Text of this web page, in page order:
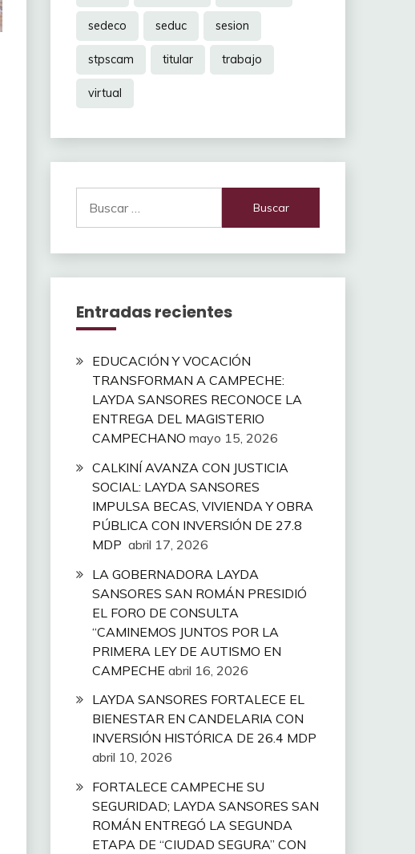
sedeco seduc sesion
stpscam titular trabajo
virtual
Entradas recientes
EDUCACIÓN Y VOCACIÓN
TRANSFORMAN A CAMPECHE:
LAYDA SANSORES RECONOCE LA
ENTREGA DEL MAGISTERIO
CAMPECHANO mayo 15, 2026
CALKINÍ AVANZA CON JUSTICIA
SOCIAL: LAYDA SANSORES
IMPULSA BECAS, VIVIENDA Y OBRA
PÚBLICA CON INVERSIÓN DE 27.8
MDP abril 17, 2026
LA GOBERNADORA LAYDA
SANSORES SAN ROMÁN PRESIDIÓ
EL FORO DE CONSULTA
“CAMINEMOS JUNTOS POR LA
PRIMERA LEY DE AUTISMO EN
CAMPECHE abril 16, 2026
LAYDA SANSORES FORTALECE EL
BIENESTAR EN CANDELARIA CON
INVERSIÓN HISTÓRICA DE 26.4 MDP
abril 10, 2026
FORTALECE CAMPECHE SU
SEGURIDAD; LAYDA SANSORES SAN
ROMÁN ENTREGÓ LA SEGUNDA
ETAPA DE “CIUDAD SEGURA” CON